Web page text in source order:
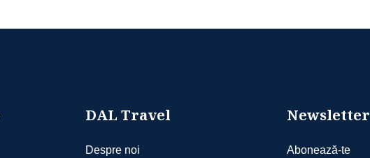
DAL Travel
Despre noi
Newsletter
Abonează-te